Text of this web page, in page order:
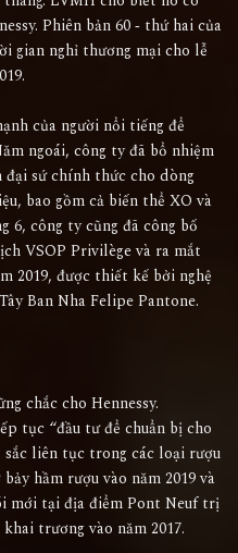
Phiên bản 60 ‐ thứ hai của
gian nghỉ thương mại cho lễ
của người nổi tiếng để
ngoái, công ty đã bổ nhiệm
sứ chính thức cho dòng
bao gồm cả biến thể XO và
6, công ty cũng đã công bố
VSOP Privilège và ra mắt
2019, được thiết kế bởi nghệ
Ban Nha Felipe Pantone.
chắc cho Hennessy.
tục “đầu tư để chuẩn bị cho
liên tục trong các loại rượu
hầm rượu vào năm 2019 và
mới tại địa điểm Pont Neuf trị
trương vào năm 2017.